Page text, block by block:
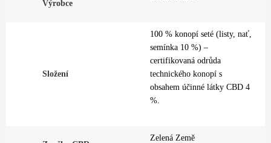
Výrobce
Složení
100 % konopí seté (listy, nať,
semínka 10 %) –
certifikovaná odrůda
technického konopí s
obsahem účinné látky CBD 4
%.
Zelená Země